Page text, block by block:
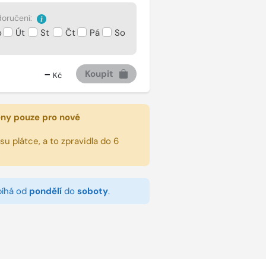
Út St Čt Pá So
- Kč Koupit
pouze pro nové
plátce, a to zpravidla do 6
od pondělído soboty.